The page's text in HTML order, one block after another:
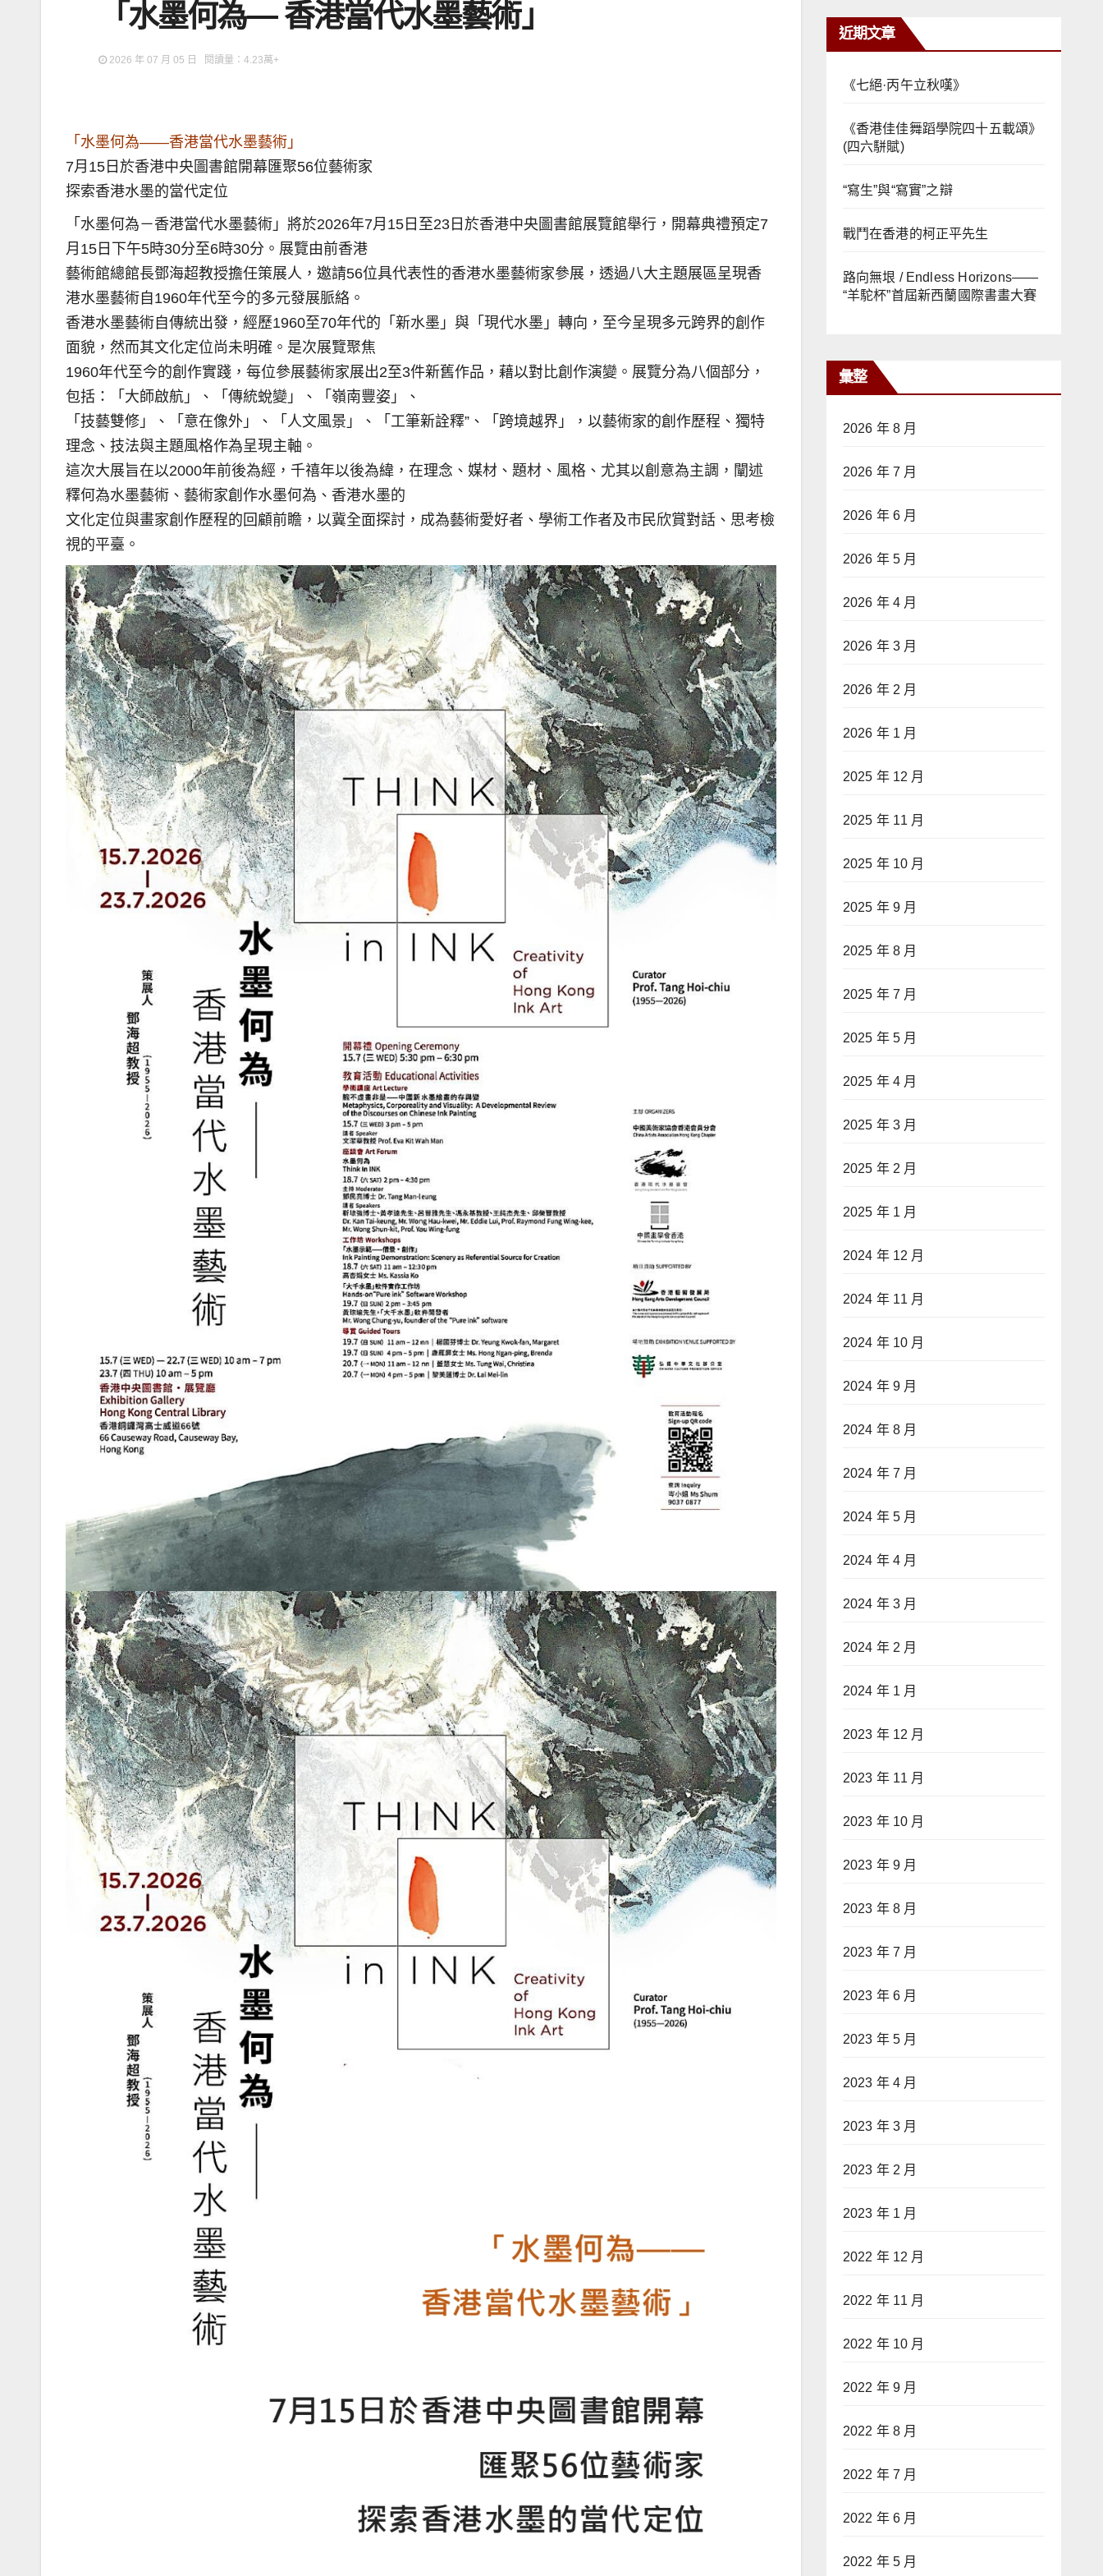
「水墨何為— 香港當代水墨藝術」
2026 年 07 月 05 日 閱讀量：4.23萬+
「水墨何為——香港當代水墨藝術」
7月15日於香港中央圖書館開幕匯聚56位藝術家
探索香港水墨的當代定位
「水墨何為－香港當代水墨藝術」將於2026年7月15日至23日於香港中央圖書館展覽館舉行，開幕典禮預定7
月15日下午5時30分至6時30分。展覽由前香港
藝術館總館長鄧海超教授擔任策展人，邀請56位具代表性的香港水墨藝術家參展，透過八大主題展區呈現香
港水墨藝術自1960年代至今的多元發展脈絡。
香港水墨藝術自傳統出發，經歷1960至70年代的「新水墨」與「現代水墨」轉向，至今呈現多元跨界的創作
面貌，然而其文化定位尚未明確。是次展覽聚焦
1960年代至今的創作實踐，每位參展藝術家展出2至3件新舊作品，藉以對比創作演變。展覽分為八個部分，
包括：「大師啟航」、「傳統蛻變」、「嶺南豐姿」、
「技藝雙修」、「意在像外」、「人文風景」、「工筆新詮釋”、「跨境越界」，以藝術家的創作歷程、獨特
理念、技法與主題風格作為呈現主軸。
這次大展旨在以2000年前後為經，千禧年以後為緯，在理念、媒材、題材、風格、尤其以創意為主調，闡述
釋何為水墨藝術、藝術家創作水墨何為、香港水墨的
文化定位與畫家創作歷程的回顧前瞻，以冀全面探討，成為藝術愛好者、學術工作者及市民欣賞對話、思考檢
視的平臺。
近期文章
《七絕·丙午立秋嘆》
《香港佳佳舞蹈學院四十五載頌》
(四六駢賦)
“寫生”與“寫實”之辯
戰鬥在香港的柯正平先生
路向無垠 / Endless Horizons——
“羊駝杯”首屆新西蘭國際書畫大賽
彙整
2026 年 8 月
2026 年 7 月
2026 年 6 月
2026 年 5 月
2026 年 4 月
2026 年 3 月
2026 年 2 月
2026 年 1 月
2025 年 12 月
2025 年 11 月
2025 年 10 月
2025 年 9 月
2025 年 8 月
2025 年 7 月
2025 年 5 月
2025 年 4 月
2025 年 3 月
2025 年 2 月
2025 年 1 月
2024 年 12 月
2024 年 11 月
2024 年 10 月
2024 年 9 月
2024 年 8 月
2024 年 7 月
2024 年 5 月
2024 年 4 月
2024 年 3 月
2024 年 2 月
2024 年 1 月
2023 年 12 月
2023 年 11 月
2023 年 10 月
2023 年 9 月
2023 年 8 月
2023 年 7 月
2023 年 6 月
2023 年 5 月
2023 年 4 月
2023 年 3 月
2023 年 2 月
2023 年 1 月
2022 年 12 月
2022 年 11 月
2022 年 10 月
2022 年 9 月
2022 年 8 月
2022 年 7 月
2022 年 6 月
2022 年 5 月